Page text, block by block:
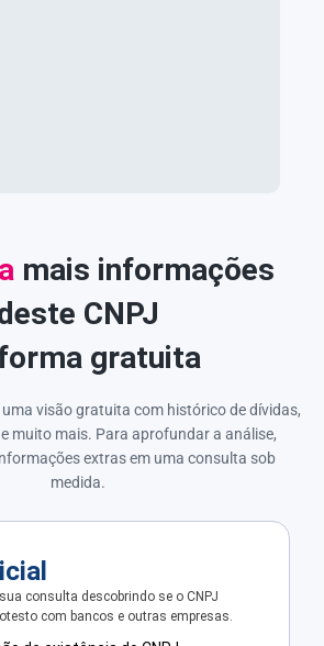
mais informações
CNPJ
gratuita
uma visão gratuita com histórico de dívidas,
muito mais. Para aprofundar a análise,
extras em uma consulta sob
medida.
consulta descobrindo se o CNPJ
com bancos e outras empresas.